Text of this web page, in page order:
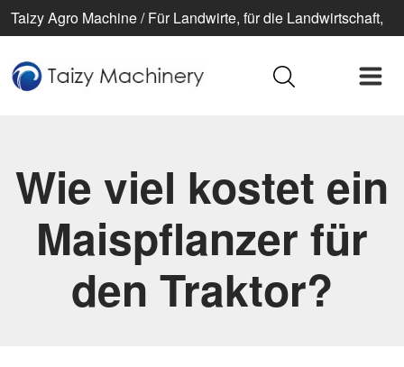
Taizy Agro Machine / Für Landwirte, für die Landwirtschaft,
Wie viel kostet ein
Maispflanzer für
den Traktor?